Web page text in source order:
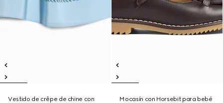
Vestido de crêpe de chine con
Mocasín con Horsebit para bebé